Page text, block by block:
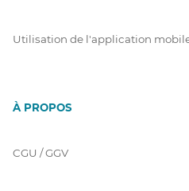
Utilisation de l'application
À PROPOS
CGU / GGV